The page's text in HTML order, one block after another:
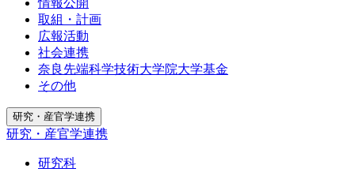
情報公開
取組・計画
広報活動
社会連携
奈良先端科学技術大学院大学基金
その他
研究・産官学連携
研究・産官学連携
研究科